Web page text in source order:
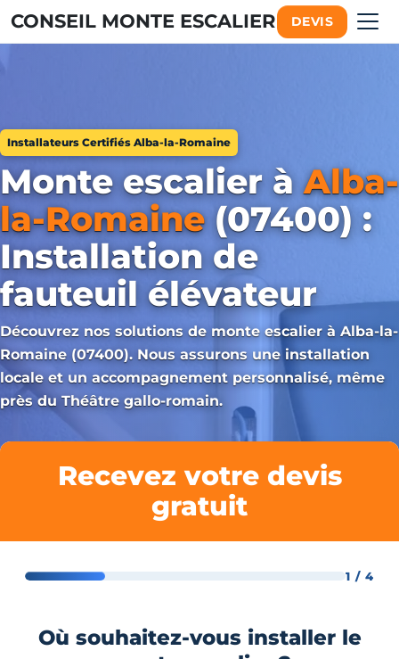
CONSEIL MONTE ESCALIER DEVIS
Installateurs Certifiés Alba-la-Romaine
Monte escalier àAlba-
la-Romaine(07400) :
Installation de
fauteuil élévateur
Découvrez nos solutions de monte escalier à Alba-la-
Romaine (07400). Nous assurons une installation
locale et un accompagnement personnalisé, même
près du Théâtre gallo-romain.
Recevez votre devis
gratuit
1 / 4
Où souhaitez-vous installer le